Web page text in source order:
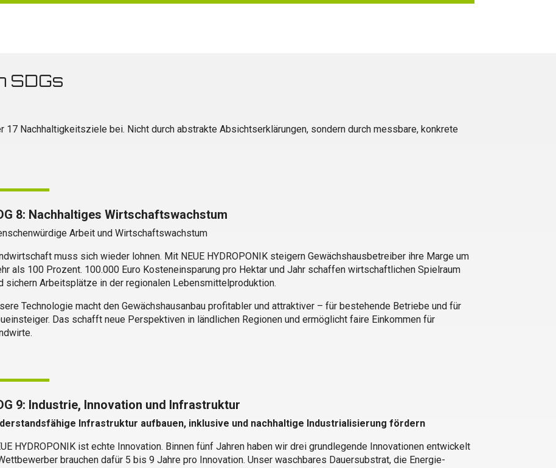
SDGs
17 Nachhaltigkeitsziele bei. Nicht durch abstrakte Absichtserklärungen, sondern durch messbare, konkrete
8: Nachhaltiges Wirtschaftswachstum
Arbeit und Wirtschaftswachstum
muss sich wieder lohnen. Mit NEUE HYDROPONIK steigern Gewächshausbetreiber ihre Marge um
als 100 Prozent. 100.000 Euro Kosteneinsparung pro Hektar und Jahr schaffen wirtschaftlichen Spielraum
sichern Arbeitsplätze in der regionalen Lebensmittelproduktion.
Technologie macht den Gewächshausanbau profitabler und attraktiver – für bestehende Betriebe und für
Das schafft neue Perspektiven in ländlichen Regionen und ermöglicht faire Einkommen für
9: Industrie, Innovation und Infrastruktur
Infrastruktur aufbauen, inklusive und nachhaltige Industrialisierung fördern
HYDROPONIK ist echte Innovation. Binnen fünf Jahren haben wir drei grundlegende Innovationen entwickelt
brauchen dafür 5 bis 9 Jahre pro Innovation. Unser waschbares Dauersubstrat, die Energie-